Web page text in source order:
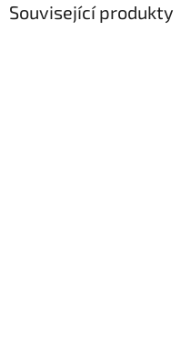
Související produkty